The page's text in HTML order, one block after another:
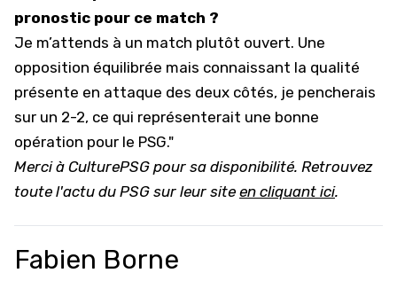
pronostic pour ce match ?
Je m’attends à un match plutôt ouvert. Une
opposition équilibrée mais connaissant la qualité
présente en attaque des deux côtés, je pencherais
sur un 2-2, ce qui représenterait une bonne
opération pour le PSG."
Merci à CulturePSG pour sa disponibilité. Retrouvez
toute l'actu du PSG sur leur site en cliquant ici.
Fabien Borne